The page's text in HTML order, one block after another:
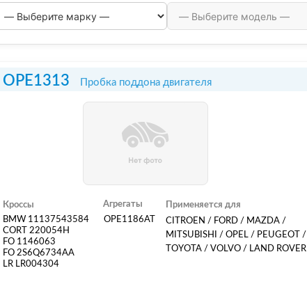
OPE1313 Пробка поддона двигателя
Кроссы
BMW 11137543584
CORT 220054H
FO 1146063
FO 2S6Q6734AA
LR LR004304
Агрегаты
OPE1186AT
Применяется для
CITROEN / FORD / MAZDA /
MITSUBISHI / OPEL / PEUGEOT /
TOYOTA / VOLVO / LAND ROVER